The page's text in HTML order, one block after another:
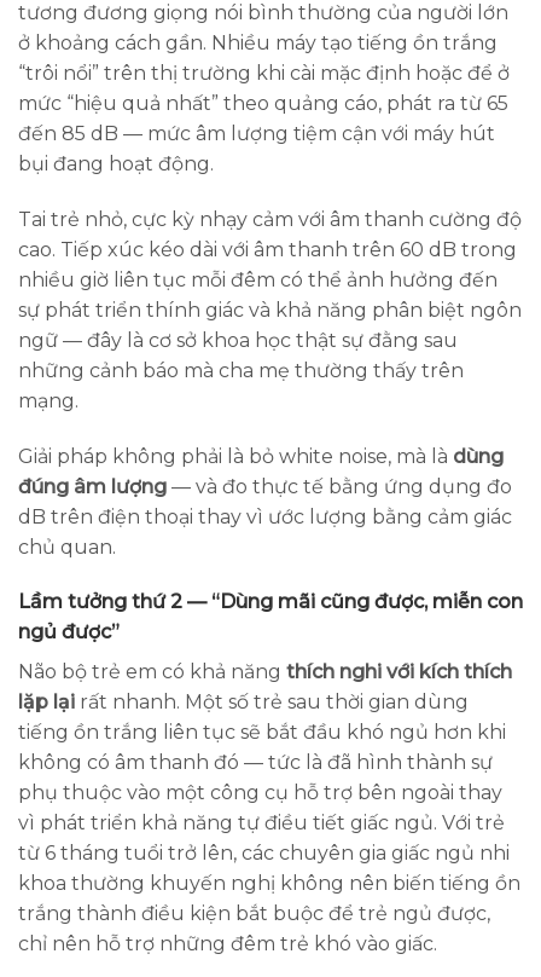
tương đương giọng nói bình thường của người lớn
ở khoảng cách gần. Nhiều máy tạo tiếng ồn trắng
“trôi nổi” trên thị trường khi cài mặc định hoặc để ở
mức “hiệu quả nhất” theo quảng cáo, phát ra từ 65
đến 85 dB — mức âm lượng tiệm cận với máy hút
bụi đang hoạt động.
Tai trẻ nhỏ, cực kỳ nhạy cảm với âm thanh cường độ
cao. Tiếp xúc kéo dài với âm thanh trên 60 dB trong
nhiều giờ liên tục mỗi đêm có thể ảnh hưởng đến
sự phát triển thính giác và khả năng phân biệt ngôn
ngữ — đây là cơ sở khoa học thật sự đằng sau
những cảnh báo mà cha mẹ thường thấy trên
mạng.
Giải pháp không phải là bỏ white noise, mà là dùng
đúng âm lượng — và đo thực tế bằng ứng dụng đo
dB trên điện thoại thay vì ước lượng bằng cảm giác
chủ quan.
Lầm tưởng thứ 2 — “Dùng mãi cũng được, miễn con
ngủ được”
Não bộ trẻ em có khả năng thích nghi với kích thích
lặp lại rất nhanh. Một số trẻ sau thời gian dùng
tiếng ồn trắng liên tục sẽ bắt đầu khó ngủ hơn khi
không có âm thanh đó — tức là đã hình thành sự
phụ thuộc vào một công cụ hỗ trợ bên ngoài thay
vì phát triển khả năng tự điều tiết giấc ngủ. Với trẻ
từ 6 tháng tuổi trở lên, các chuyên gia giấc ngủ nhi
khoa thường khuyến nghị không nên biến tiếng ồn
trắng thành điều kiện bắt buộc để trẻ ngủ được,
chỉ nên hỗ trợ những đêm trẻ khó vào giấc.